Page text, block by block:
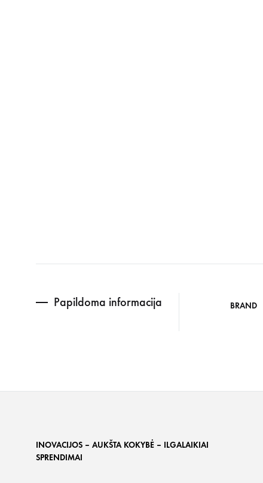
Papildoma informacija BRAND
INOVACIJOS – AUKŠTA KOKYBĖ – ILGALAIKIAI
SPRENDIMAI